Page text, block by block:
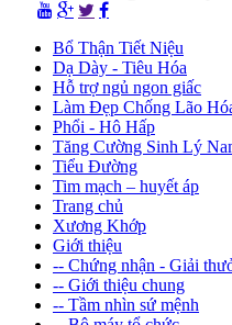
Bổ Thận Tiết Niệu
Dạ Dày - Tiêu Hóa
Hỗ trợ ngủ ngon giấc
Làm Đẹp Chống Lão
Phổi - Hô Hấp
Tăng Cường Sinh Lý
Tiểu Đường
Tim mạch – huyết áp
Trang chủ
Xương Khớp
Giới thiệu
-- Chứng nhận - Giải
-- Giới thiệu chung
-- Tầm nhìn sứ mệnh